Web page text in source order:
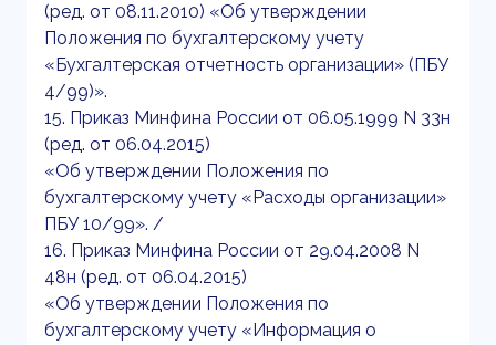
(ред. от 08.11.2010) «Об утверждении
Положения по бухгалтерскому учету
«Бухгалтерская отчетность организации» (ПБУ
4/99)».
15. Приказ Минфина России от 06.05.1999 N 33н
(ред. от 06.04.2015)
«Об утверждении Положения по
бухгалтерскому учету «Расходы организации»
ПБУ 10/99». /
16. Приказ Минфина России от 29.04.2008 N
48н (ред. от 06.04.2015)
«Об утверждении Положения по
бухгалтерскому учету «Информация о